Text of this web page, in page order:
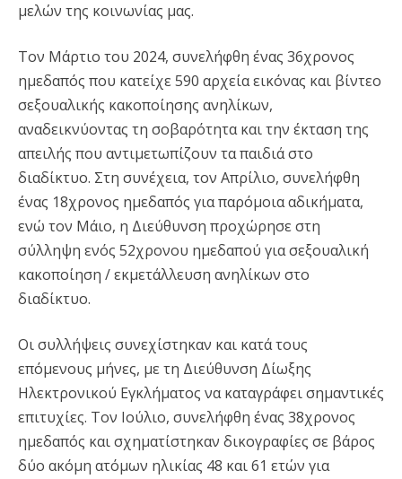
μελών της κοινωνίας μας.
Τον Μάρτιο του 2024, συνελήφθη ένας 36χρονος
ημεδαπός που κατείχε 590 αρχεία εικόνας και βίντεο
σεξουαλικής κακοποίησης ανηλίκων,
αναδεικνύοντας τη σοβαρότητα και την έκταση της
απειλής που αντιμετωπίζουν τα παιδιά στο
διαδίκτυο. Στη συνέχεια, τον Απρίλιο, συνελήφθη
ένας 18χρονος ημεδαπός για παρόμοια αδικήματα,
ενώ τον Μάιο, η Διεύθυνση προχώρησε στη
σύλληψη ενός 52χρονου ημεδαπού για σεξουαλική
κακοποίηση / εκμετάλλευση ανηλίκων στο
διαδίκτυο.
Οι συλλήψεις συνεχίστηκαν και κατά τους
επόμενους μήνες, με τη Διεύθυνση Δίωξης
Ηλεκτρονικού Εγκλήματος να καταγράφει σημαντικές
επιτυχίες. Τον Ιούλιο, συνελήφθη ένας 38χρονος
ημεδαπός και σχηματίστηκαν δικογραφίες σε βάρος
δύο ακόμη ατόμων ηλικίας 48 και 61 ετών για